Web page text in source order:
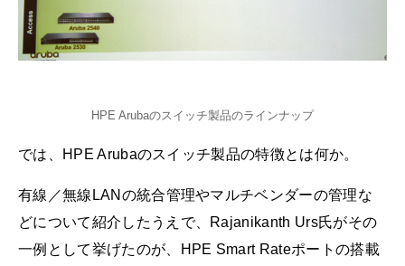
HPE Arubaのスイッチ製品のラインナップ
では、HPE Arubaのスイッチ製品の特徴とは何か。
有線／無線LANの統合管理やマルチベンダーの管理な
どについて紹介したうえで、Rajanikanth Urs氏がその
一例として挙げたのが、HPE Smart Rateポートの搭載